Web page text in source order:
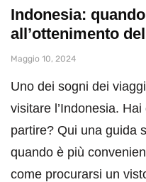
Indonesia:
all’ottenimento
Maggio 10, 2024
Uno dei sogni dei
visitare l’Indonesia.
partire? Qui una guida
quando è più
come procurarsi un